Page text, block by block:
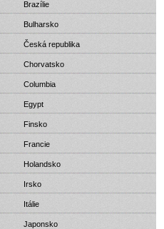
Brazílie
Bulharsko
Česká republika
Chorvatsko
Columbia
Egypt
Finsko
Francie
Holandsko
Irsko
Itálie
Japonsko